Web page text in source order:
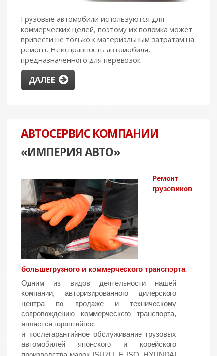
Грузовые автомобили используются для
коммерческих целей, поэтому их поломка может
привести не только к материальным затратам на
ремонт. Неисправность автомобиля,
предназначенного для перевозок.
ДАЛЕЕ
АВТОСЕРВИС КОМПАНИИ
«ИМПЕРИЯ АВТО»
Ремонт
грузовиков
большегрузного и коммерческого транспорта.
Одним из видов деятельности нашей
компании, авторизированного дилерского
центра по продаже и техническому
сопровождению коммерческого транспорта,
является гарантийное
и послегарантийное обслуживание грузовых
автомобилей японского и корейского